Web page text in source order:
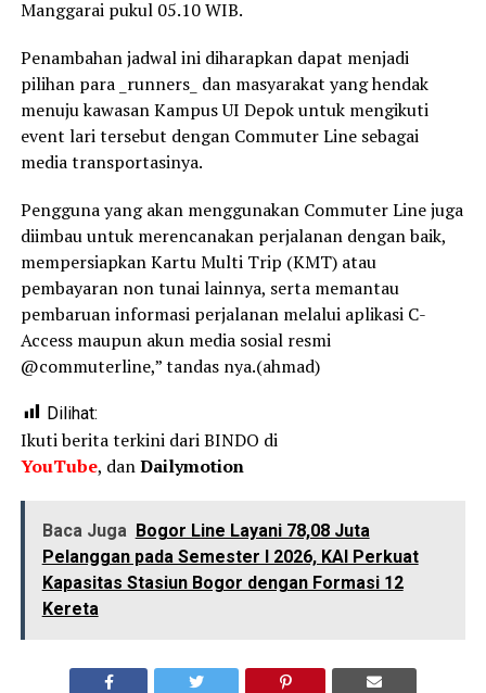
Manggarai pukul 05.10 WIB.
Penambahan jadwal ini diharapkan dapat menjadi
pilihan para _runners_ dan masyarakat yang hendak
menuju kawasan Kampus UI Depok untuk mengikuti
event lari tersebut dengan Commuter Line sebagai
media transportasinya.
Pengguna yang akan menggunakan Commuter Line juga
diimbau untuk merencanakan perjalanan dengan baik,
mempersiapkan Kartu Multi Trip (KMT) atau
pembayaran non tunai lainnya, serta memantau
pembaruan informasi perjalanan melalui aplikasi C-
Access maupun akun media sosial resmi
@commuterline,” tandas nya.(ahmad)
Dilihat:
Ikuti berita terkini dari BINDO di
YouTube, danDailymotion
Baca Juga Bogor Line Layani 78,08 Juta
Pelanggan pada Semester I 2026, KAI Perkuat
Kapasitas Stasiun Bogor dengan Formasi 12
Kereta